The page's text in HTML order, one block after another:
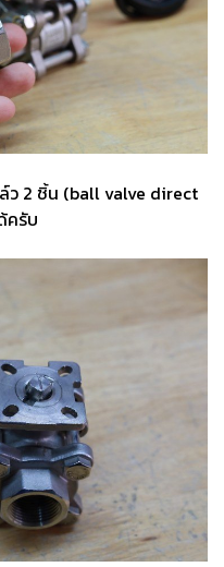
ว 2 ชิ้น (ball valve direct
ครับ